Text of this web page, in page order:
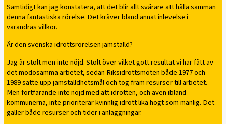
Samtidigt kan jag konstatera, att det blir allt svårare att hålla samman
denna fantastiska rörelse. Det kräver bland annat inlevelse i
varandras villkor.
Är den svenska idrottsrörelsen jämställd?
Jag är stolt men inte nöjd. Stolt över vilket gott resultat vi har fått av
det mödosamma arbetet, sedan Riksidrottsmöten både 1977 och
1989 satte upp jämställdhetsmål och tog fram resurser till arbetet.
Men fortfarande inte nöjd med att idrotten, och även ibland
kommunerna, inte prioriterar kvinnlig idrott lika högt som manlig. Det
gäller både resurser och tider i anläggningar.